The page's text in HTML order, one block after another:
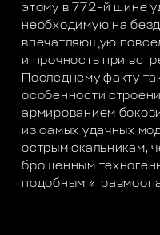
этому в 772-й шине
необходимую на
впечатляющую
и прочность при
Последнему факту
особенности
армированием
из самых удачных
острым скальникам,
брошенным
подобным